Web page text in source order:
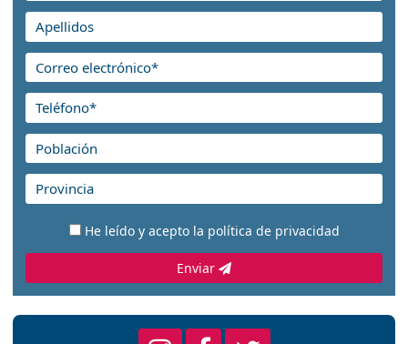
He leído y acepto la política de privacidad
Enviar